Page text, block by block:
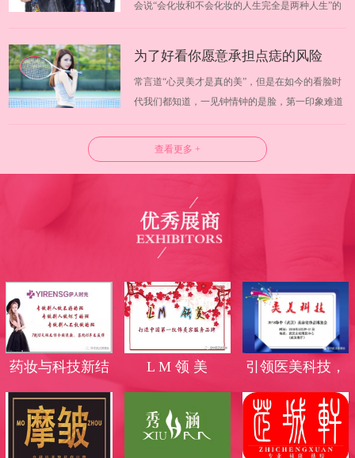
会说“会化妆和不会化妆的人生完全是两种人生”的
化出无限可能，温婉还是野蛮，淑女还是迷人完全
可以有自己掌握。日常挑选化妆品你会…
为了好看你愿意承担点痣的风险
吗？
常言道“心灵美才是真的美”，但是在如今的看脸时
代我们都知道，一见钟情钟的是脸，第一印象难道
承担风险吗？许多人为了让皮肤更好看，使用各种
方法将皮肤上的痣去除，但是你知道吗，点痣也是
查看更多 +
药妆与科技新结
合，蜕变无斑美
丽时光
L M 领 美
引领医美科技，
高端光电品牌霸
气莅临武汉美博
会